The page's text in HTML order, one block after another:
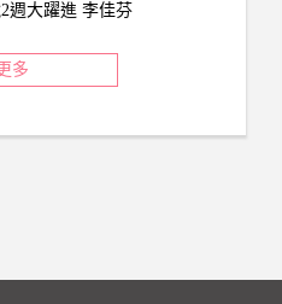
2週大躍進 李佳芬
多